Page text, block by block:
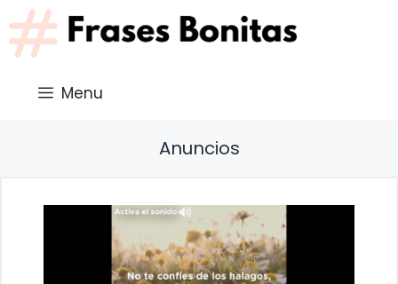
Saltar
al
contenido
Menu
Anuncios